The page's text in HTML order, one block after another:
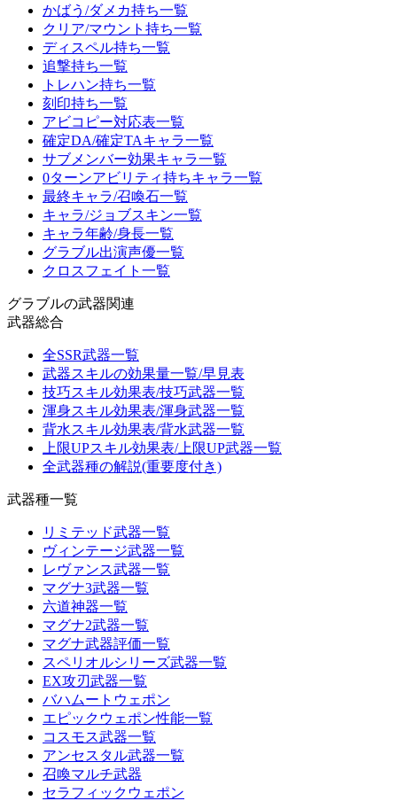
かばう/ダメカ持ち一覧
クリア/マウント持ち一覧
ディスペル持ち一覧
追撃持ち一覧
トレハン持ち一覧
刻印持ち一覧
アビコピー対応表一覧
確定DA/確定TAキャラ一覧
サブメンバー効果キャラ一覧
0ターンアビリティ持ちキャラ一覧
最終キャラ/召喚石一覧
キャラ/ジョブスキン一覧
キャラ年齢/身長一覧
グラブル出演声優一覧
クロスフェイト一覧
グラブルの武器関連
武器総合
全SSR武器一覧
武器スキルの効果量一覧/早見表
技巧スキル効果表/技巧武器一覧
渾身スキル効果表/渾身武器一覧
背水スキル効果表/背水武器一覧
上限UPスキル効果表/上限UP武器一覧
全武器種の解説(重要度付き)
武器種一覧
リミテッド武器一覧
ヴィンテージ武器一覧
レヴァンス武器一覧
マグナ3武器一覧
六道神器一覧
マグナ2武器一覧
マグナ武器評価一覧
スペリオルシリーズ武器一覧
EX攻刃武器一覧
バハムートウェポン
エピックウェポン性能一覧
コスモス武器一覧
アンセスタル武器一覧
召喚マルチ武器
セラフィックウェポン